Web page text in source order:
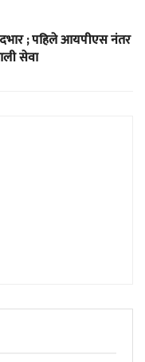
; पहिले आयपीएस नंतर
सेवा